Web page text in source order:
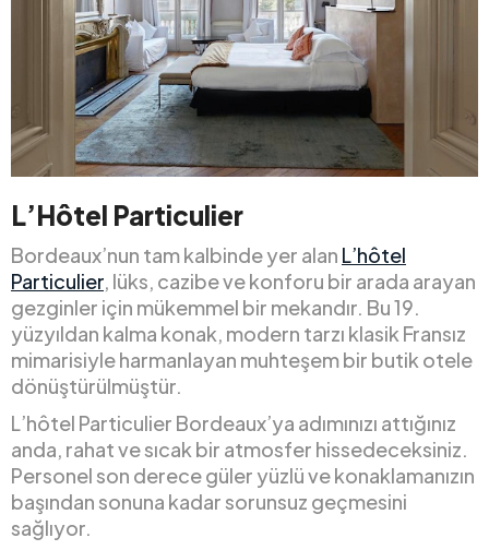
L’Hôtel Particulier
Bordeaux’nun tam kalbinde yer alan L’hôtel
Particulier, lüks, cazibe ve konforu bir arada arayan
gezginler için mükemmel bir mekandır. Bu 19.
yüzyıldan kalma konak, modern tarzı klasik Fransız
mimarisiyle harmanlayan muhteşem bir butik otele
dönüştürülmüştür.
L’hôtel Particulier Bordeaux’ya adımınızı attığınız
anda, rahat ve sıcak bir atmosfer hissedeceksiniz.
Personel son derece güler yüzlü ve konaklamanızın
başından sonuna kadar sorunsuz geçmesini
sağlıyor.